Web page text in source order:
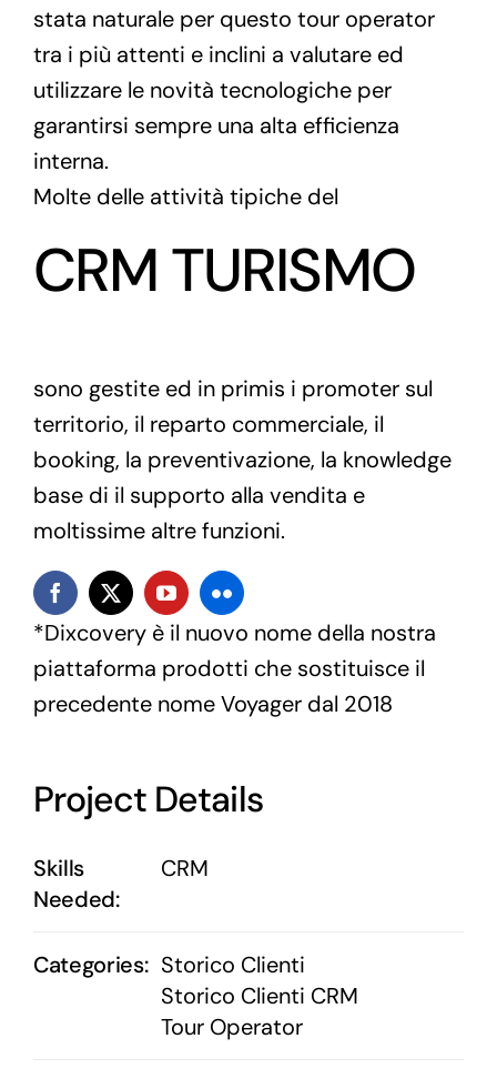
stata naturale per questo tour operator
tra i più attenti e inclini a valutare ed
utilizzare le novità tecnologiche per
garantirsi sempre una alta efficienza
interna.
Molte delle attività tipiche del
CRM TURISMO
sono gestite ed in primis i promoter sul
territorio, il reparto commerciale, il
booking, la preventivazione, la knowledge
base di il supporto alla vendita e
moltissime altre funzioni.
*Dixcovery è il nuovo nome della nostra
piattaforma prodotti che sostituisce il
precedente nome Voyager dal 2018
Project Details
Skills
Needed:
CRM
Categories: Storico Clienti
Storico Clienti CRM
Tour Operator